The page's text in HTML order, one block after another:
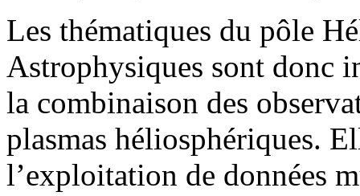
Les thématiques du pôle
Astrophysiques sont donc
la combinaison des
plasmas héliosphériques.
l’exploitation de données